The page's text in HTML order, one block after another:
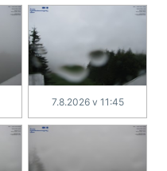
7.8.2026 v 11:45